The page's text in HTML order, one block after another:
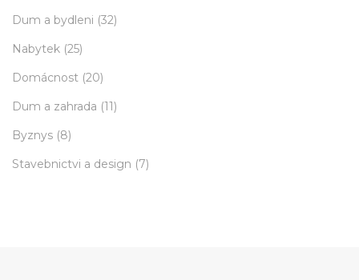
Dum a bydleni (32)
Nabytek (25)
Domácnost (20)
Dum a zahrada (11)
Byznys (8)
Stavebnictvi a design (7)